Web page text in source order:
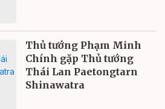
Thủ tướng Phạm Minh
Chính gặp Thủ tướng
Thái Lan Paetongtarn
Shinawatra